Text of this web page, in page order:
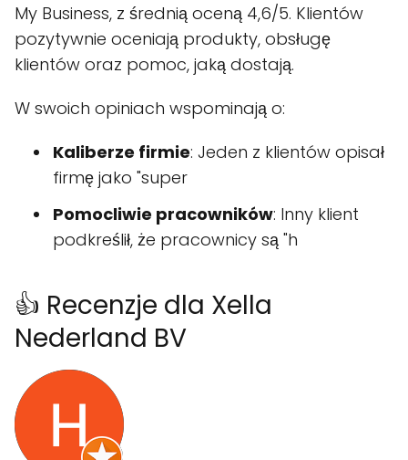
My Business, z średnią oceną 4,6/5. Klientów
pozytywnie oceniają produkty, obsługę
klientów oraz pomoc, jaką dostają.
W swoich opiniach wspominają o:
Kaliberze firmie: Jeden z klientów opisał
firmę jako "super
Pomocliwie pracowników: Inny klient
podkreślił, że pracownicy są "h
👍 Recenzje dla Xella
Nederland BV